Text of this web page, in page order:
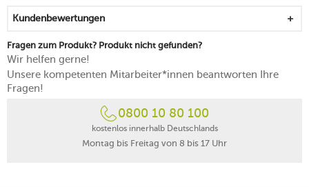
von Hand reinigen
Made in Hungary
Kundenbewertungen
Fragen zum Produkt? Produkt nicht gefunden?
Wir helfen gerne!
Unsere kompetenten Mitarbeiter*innen beantworten Ihre
Fragen!
0800 10 80 100
kostenlos innerhalb Deutschlands
Montag bis Freitag von 8 bis 17 Uhr